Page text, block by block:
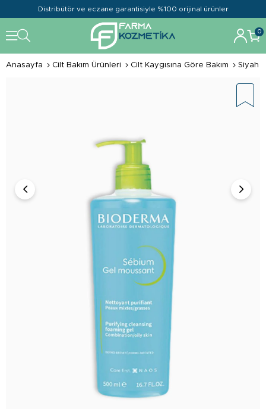
Distribütör ve eczane garantisiyle %100 orijinal ürünler
0
Anasayfa Cilt Bakım Ürünleri Cilt Kaygısına Göre Bakım Siyah